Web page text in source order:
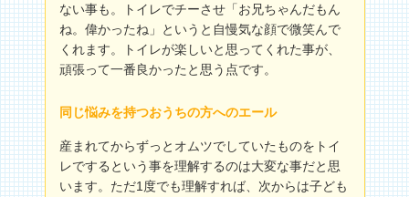
ない事も。トイレでチーさせ「お兄ちゃんだもん
ね。偉かったね」というと自慢気な顔で微笑んで
くれます。トイレが楽しいと思ってくれた事が、
頑張って一番良かったと思う点です。
同じ悩みを持つおうちの方へのエール
産まれてからずっとオムツでしていたものをトイ
レでするという事を理解するのは大変な事だと思
います。ただ1度でも理解すれば、次からは子ども